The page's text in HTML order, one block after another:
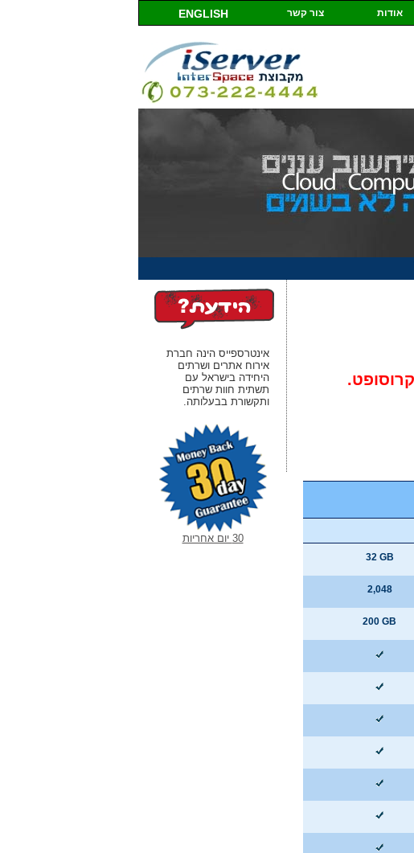
ENGLISH צור קשר אודות
אינטרספייס הינה חברת
אירוח אתרים ושרתים
היחידה בישראל עם
תשתית חוות שרתים
ותקשורת בבעלותה.
30 יום אחריות
32 GB
2,048
200 GB